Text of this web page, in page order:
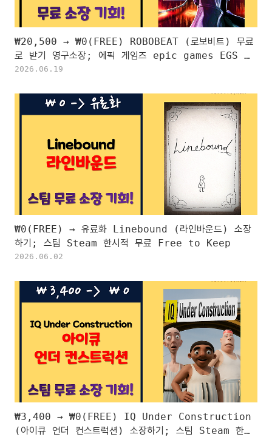
₩20,500 → ₩0(FREE) ROBOBEAT (로보비트) 무료
로 받기 영구소장; 에픽 게임즈 epic games EGS 한
시적 무료 Free To Keep
2026.06.19
₩0(FREE) → 유료화 Linebound (라인바운드) 소장
하기; 스팀 Steam 한시적 무료 Free to Keep
2026.06.02
₩3,400 → ₩0(FREE) IQ Under Construction
(아이큐 언더 컨스트럭션) 소장하기; 스팀 Steam 한시